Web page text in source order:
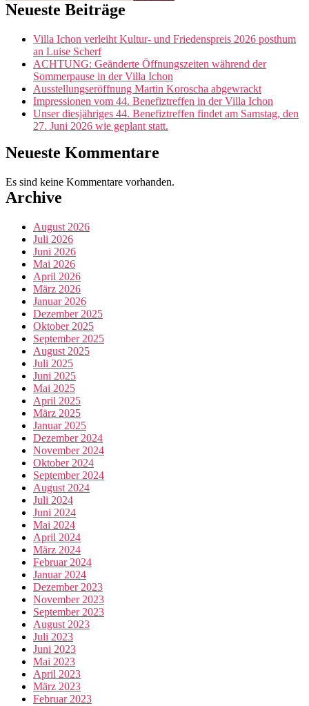
Neueste Beiträge
Villa Ichon verleiht Kultur- und Friedenspreis 2026 posthum
an Luise Scherf
ACHTUNG: Geänderte Öffnungszeiten während der
Sommerpause in der Villa Ichon
Ausstellungseröffnung Martin Koroscha abgewrackt
Impressionen vom 44. Benefiztreffen in der Villa Ichon
Unser diesjähriges 44. Benefiztreffen findet am Samstag, den
27. Juni 2026 wie geplant statt.
Neueste Kommentare
Es sind keine Kommentare vorhanden.
Archive
August 2026
Juli 2026
Juni 2026
Mai 2026
April 2026
März 2026
Januar 2026
Dezember 2025
Oktober 2025
September 2025
August 2025
Juli 2025
Juni 2025
Mai 2025
April 2025
März 2025
Januar 2025
Dezember 2024
November 2024
Oktober 2024
September 2024
August 2024
Juli 2024
Juni 2024
Mai 2024
April 2024
März 2024
Februar 2024
Januar 2024
Dezember 2023
November 2023
September 2023
August 2023
Juli 2023
Juni 2023
Mai 2023
April 2023
März 2023
Februar 2023